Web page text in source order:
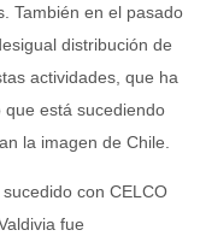
También en el pasado
distribución de
actividades, que ha
que está sucediendo
la imagen de Chile.
con CELCO
fue